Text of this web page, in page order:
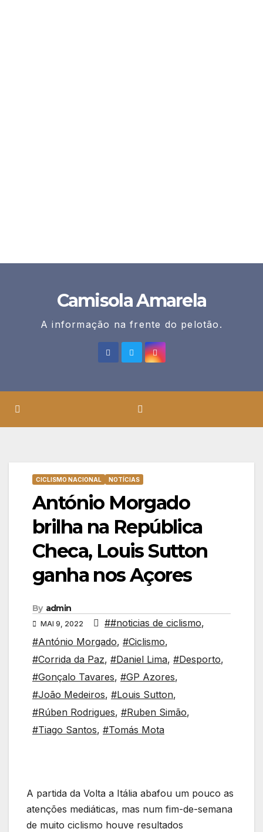
Camisola Amarela
A informação na frente do pelotão.
CICLISMO NACIONAL NOTÍCIAS
António Morgado
brilha na República
Checa, Louis Sutton
ganha nos Açores
By admin
MAI 9, 2022 ##noticias de ciclismo,
#António Morgado, #Ciclismo,
#Corrida da Paz, #Daniel Lima, #Desporto,
#Gonçalo Tavares, #GP Azores,
#João Medeiros, #Louis Sutton,
#Rúben Rodrigues, #Ruben Simão,
#Tiago Santos, #Tomás Mota
A partida da Volta a Itália abafou um pouco as
atenções mediáticas, mas num fim-de-semana
de muito ciclismo houve resultados